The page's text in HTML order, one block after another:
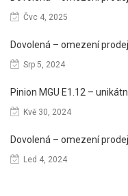
Čvc 4, 2025
Dovolená – omezení
Srp 5, 2024
Pinion MGU E1.12 –
Kvě 30, 2024
Dovolená – omezení
Led 4, 2024